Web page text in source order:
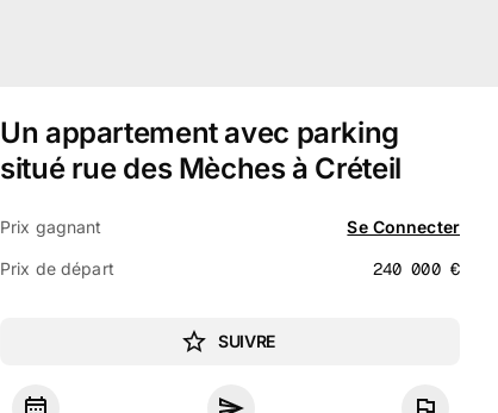
Un appartement avec parking
situé rue des Mèches à Créteil
Prix gagnant Se Connecter
Prix de départ 240 000 €
SUIVRE